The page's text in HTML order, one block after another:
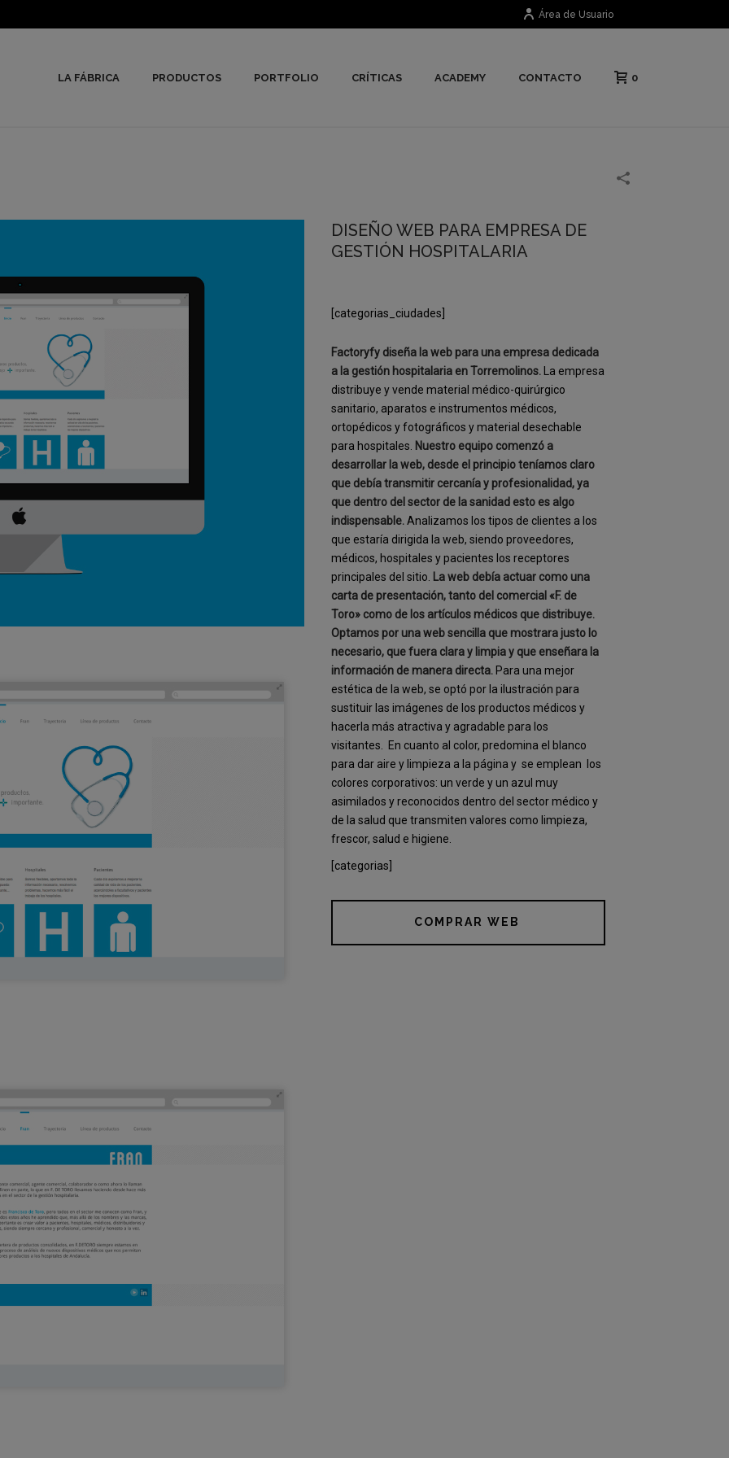
Área de Usuario
LA FÁBRICA PRODUCTOS PORTFOLIO CRÍTICAS ACADEMY CONTACTO 0
DISEÑO WEB PARA EMPRESA DE
GESTIÓN HOSPITALARIA
[categorias_ciudades]
Factoryfy diseña la web para una empresa dedicada
a la gestión hospitalaria en Torremolinos. La empresa
distribuye y vende material médico-quirúrgico
sanitario, aparatos e instrumentos médicos,
ortopédicos y fotográficos y material desechable
para hospitales. Nuestro equipo comenzó a
desarrollar la web, desde el principio teníamos claro
que debía transmitir cercanía y profesionalidad, ya
que dentro del sector de la sanidad esto es algo
indispensable. Analizamos los tipos de clientes a los
que estaría dirigida la web, siendo proveedores,
médicos, hospitales y pacientes los receptores
principales del sitio. La web debía actuar como una
carta de presentación, tanto del comercial «F. de
Toro» como de los artículos médicos que distribuye.
Optamos por una web sencilla que mostrara justo lo
necesario, que fuera clara y limpia y que enseñara la
información de manera directa. Para una mejor
estética de la web, se optó por la ilustración para
sustituir las imágenes de los productos médicos y
hacerla más atractiva y agradable para los
visitantes.
En cuanto al color, predomina el blanco
para dar aire y limpieza a la página y se emplean
los
colores corporativos: un verde y un azul muy
asimilados y reconocidos dentro del sector médico y
de la salud que transmiten valores como limpieza,
frescor, salud e higiene.
[categorias]
COMPRAR WEB